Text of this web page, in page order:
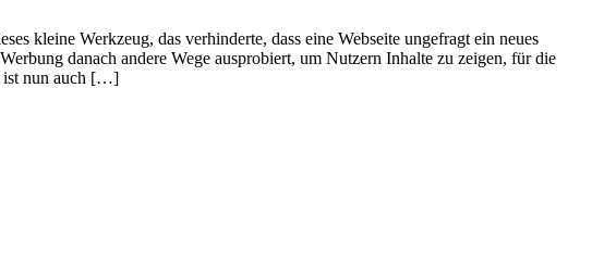
kleine Werkzeug, das verhinderte, dass eine Webseite ungefragt ein neues
danach andere Wege ausprobiert, um Nutzern Inhalte zu zeigen, für die
ist nun auch […]